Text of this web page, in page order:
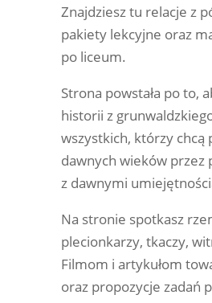
Znajdziesz tu relacje z
pakiety lekcyjne oraz
po liceum.
Strona powstała po to,
historii z
wszystkich, którzy chcą
dawnych wieków przez
z dawnymi
Na stronie spotkasz
plecionkarzy, tkaczy,
Filmom i artykułom
oraz propozycje zadań